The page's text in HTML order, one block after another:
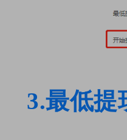
3.最低提